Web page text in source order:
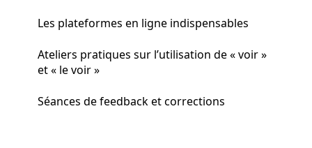
Les plateformes en ligne indispensables
Ateliers pratiques sur l’utilisation de « voir »
et « le voir »
Séances de feedback et corrections